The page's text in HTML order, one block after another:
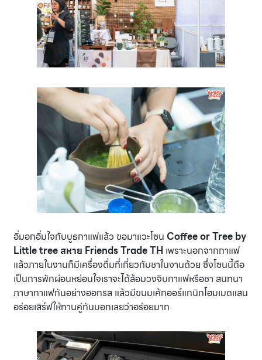
อิ่มอกอิ่มใจกับบูธกาแฟแล้ว ขอมาแวะโซน Coffee or Tree by
Little tree สหาย Friends Trade TH เพราะนอกจากกาแฟ
แล้วภายในงานก็มีเครื่องดื่มที่เกี่ยวกับชาในงานด้วย ซึ่งโซนนี้ถือ
เป็นการพักผ่อนหย่อนใจเราจะได้ล้อมวงจิบกาแฟหรือชา สนทนา
ภาษากาแฟกันอย่างออกรส แล้วมีขนมเค้กออร์แกนิกโฮมเมดแสน
อร่อยเสิร์ฟให้ทานคู่กันบอกเลยว่าอร่อยมาก